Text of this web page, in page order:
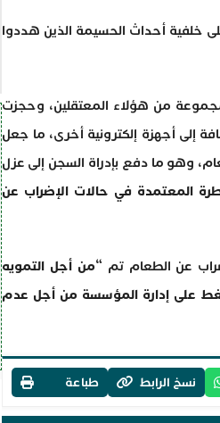
خلفية أحداث الحسيمة الذين هددوا
من هؤلاء المعتقلين، وحجزت
إلى أجهزة إلكترونية أخرى، ما جعل
وهو ما دفع بإدراة السجن إلى عزل
المعتمدة في حالات الإضراب عن
عن الطعام تم “من أجل التمويه
على إدارة المؤسسة من أجل عدم
نسخ الرابط طباعة